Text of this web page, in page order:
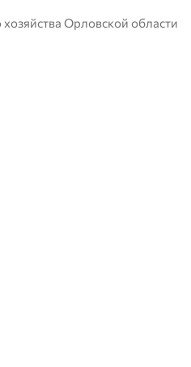
Орловской области